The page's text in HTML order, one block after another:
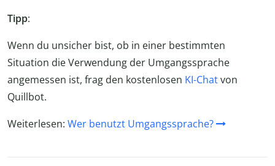
Tipp:
Wenn du unsicher bist, ob in einer bestimmten
Situation die Verwendung der Umgangssprache
angemessen ist, frag den kostenlosen KI-Chatvon
Quillbot.
Weiterlesen: Wer benutzt Umgangssprache?